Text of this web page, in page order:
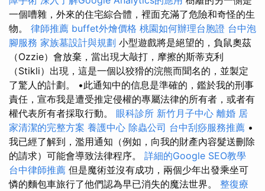
一個嘈雜，外來的住宅綜合體，裡面充滿了危險和奇怪的生
物。 律師推薦 buffet外燴價格 桃園如何辦理台胞證 台中泡
腳服務 家族墓設計與規劃 小型遊戲將是絕望的，負鼠奧茲
（Ozzie）會放棄，當出現大敲打，摩擦的斯蒂克利
（Stikli）出現，這是一個以狡猾的浣熊而聞名的，並製定
了驚人的計劃。 •此通知中的信息是準確的，鑑於我的刑事
責任，宣布我是遭受推定侵權的專屬法律的所有者，或者有
權代表所有者採取行動。 眼科診所 新竹月子中心 離婚 居
家清潔的完整方案 養護中心 除蟲公司 台中刮痧服務推薦 •
我已經了解到，濫用通知（例如，向我的財產內容髮送刪除
的請求）可能會導致法律程序。 詳細的Google SEO教學
台中律師推薦 但是魔術並沒有成功，兩個少年出發乘坐可
憐的麵包車旅行了他們認為早已消失的魔法世界。 整復療